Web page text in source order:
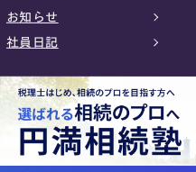
お知らせ
社員日記